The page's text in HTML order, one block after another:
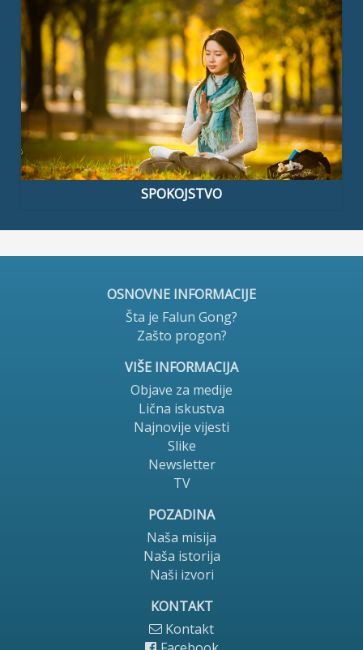
SPOKOJSTVO
OSNOVNE INFORMACIJE
Šta je Falun Gong?
Zašto progon?
VIŠE INFORMACIJA
Objave za medije
Lična iskustva
Najnovije vijesti
Slike
Newsletter
TV
POZADINA
Naša misija
Naša istorija
Naši izvori
KONTAKT
Kontakt